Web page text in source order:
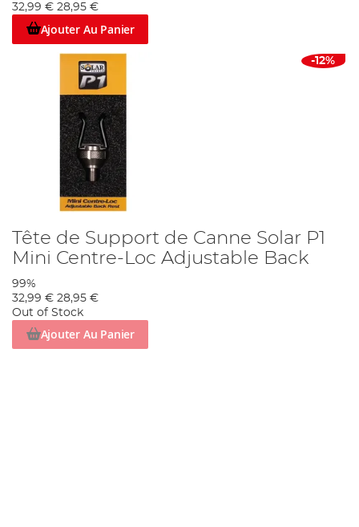
32,99 € 28,95 €
Ajouter Au Panier
-12%
Tête de Support de Canne Solar P1
Mini Centre-Loc Adjustable Back
99%
32,99 € 28,95 €
Out of Stock
Ajouter Au Panier